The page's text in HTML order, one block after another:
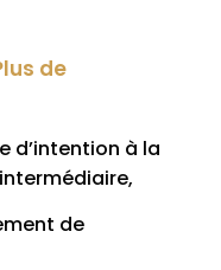
de
d’intention à la
de